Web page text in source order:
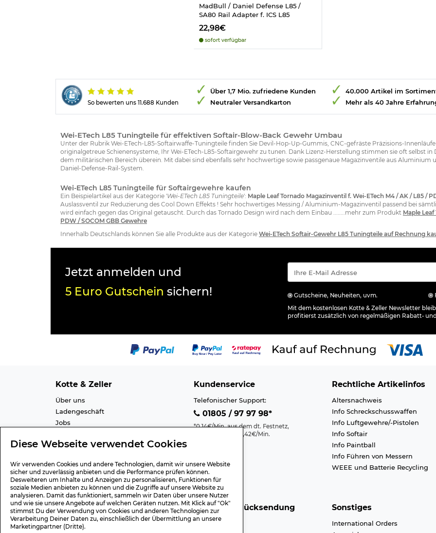
Diese Webseite verwendet Cookies
Wir verwenden Cookies und andere Technologien, damit wir unsere Website
sicher und zuverlässig anbieten und die Performance prüfen können.
Desweiteren um Inhalte und Anzeigen zu personalisieren, Funktionen für
soziale Medien anbieten zu können und die Zugriffe auf unsere Website zu
analysieren. Damit das funktioniert, sammeln wir Daten über unsere Nutzer
und wie sie unsere Angebote auf welchen Geräten nutzen. Mit Klick auf "Ok"
stimmst Du der Verwendung von Cookies und anderen Technologien zur
Verarbeitung Deiner Daten zu, einschließlich der Übermittlung an unsere
Marketingpartner (Dritte).
MadBull / Daniel Defense L85 /
SA80 Rail Adapter f. ICS L85
22,98€
sofort verfügbar
So bewerten uns 11.688 Kunden
Über 1,7 Mio. zufriedene Kunden
Neutraler Versandkarton
40.000 Artikel im
Mehr als 40 Jahre
Wei-ETech L85 Tuningteile für effektiven Softair-Blow-Back Gewehr Umbau
Unter der Rubrik Wei-ETech-L85-Softairwaffe-Tuningteile finden Sie Devil-Hop-Up-Gummis, CNC-gefräste Präzisions-
originalgetreue Schienensysteme, Ihr Wei-ETech-L85-Softairgewehr zu tunen. Dank Lizenz-Herstellung stimmen sie oft selbst
dem militärischen Bereich überein. Mit dabei sind ebenfalls sehr hochwertige sowie passgenaue Magazinventile aus Aluminium
Daniel-Defense-Rail-System.
Wei-ETech L85 Tuningteile für Softairgewehre kaufen
Ein Beispielartikel aus der Kategorie 'Wei-ETech L85 Tuningteile': Maple Leaf Tornado Magazinventil f. Wei-ETech M4 / AK / L85 /
Auslassventil zur Reduzierung des Cool Down Effekts ! Sehr hochwertiges Messing / Aluminium-Magazinventil passend bei
wird einfach gegen das Original getauscht. Durch das Tornado Design wird nach dem Einbau ........mehr zum Produkt Maple
PDW / SOCOM GBB Gewehre
Innerhalb Deutschlands können Sie alle Produkte aus der Kategorie Wei-ETech Softair-Gewehr L85 Tuningteile auf Rechnung
Jetzt anmelden und
5 Euro Gutschein sichern! Gutscheine, Neuheiten, uvm.
Mit dem kostenlosen Kotte & Zeller Newsletter
profitierst zusätzlich von regelmäßigen Rabatt-
Kotte & Zeller
Über uns
Ladengeschäft
Jobs
Datenschutz
Impressum
Kundenservice
Telefonischer Support:
01805 / 97 97 98*
*0,14€/Min. aus dem dt. Festnetz,
Mobilfunk max. 0,42€/Min.
Lexikon A-Z
Rechtliche Artikelinfos
Altersnachweis
Info Schreckschusswaffen
Info Luftgewehre/-Pistolen
Info Softair
Info Paintball
Info Führen von Messern
WEEE und Batterie Recycling
Geschenk-Gutscheine
Wert 15,- Euro
Versand & Rücksendung
Versandkosten
Sonstiges
International Orders